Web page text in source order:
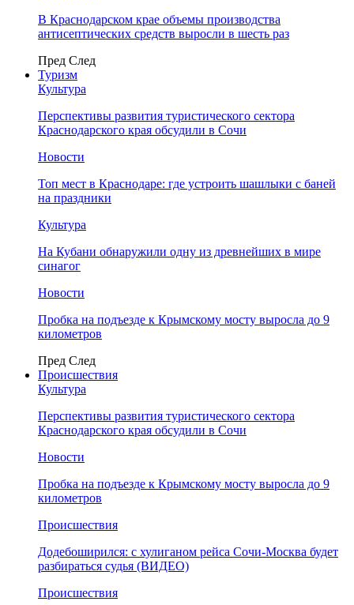
В Краснодарском крае объемы производства
антисептических средств выросли в шесть раз
Пред След
Туризм
Культура
Перспективы развития туристического сектора
Краснодарского края обсудили в Сочи
Новости
Топ мест в Краснодаре: где устроить шашлыки с баней
на праздники
Культура
На Кубани обнаружили одну из древнейших в мире
синагог
Новости
Пробка на подъезде к Крымскому мосту выросла до 9
километров
Пред След
Происшествия
Культура
Перспективы развития туристического сектора
Краснодарского края обсудили в Сочи
Новости
Пробка на подъезде к Крымскому мосту выросла до 9
километров
Происшествия
Додебоширился: с хулиганом рейса Сочи-Москва будет
разбираться судья (ВИДЕО)
Происшествия